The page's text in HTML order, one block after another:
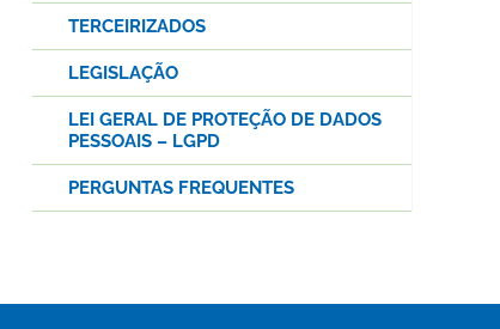
TERCEIRIZADOS
LEGISLAÇÃO
LEI GERAL DE PROTEÇÃO DE DADOS
PESSOAIS – LGPD
PERGUNTAS FREQUENTES